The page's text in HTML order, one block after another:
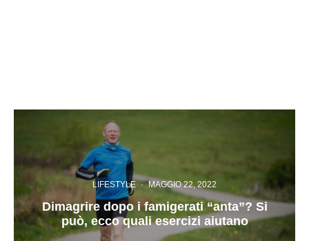
LIFESTYLE · MAGGIO 22, 2022
Dimagrire dopo i famigerati “anta”? Si
può, ecco quali esercizi aiutano